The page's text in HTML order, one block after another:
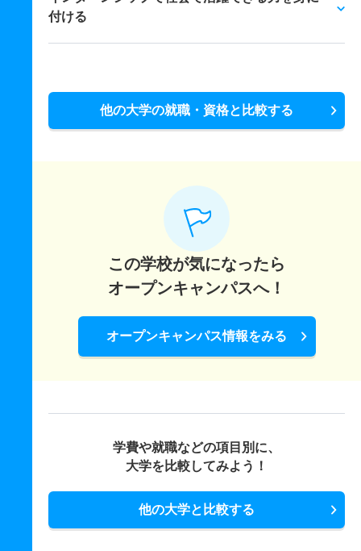
付ける
他の大学の就職・資格と比較する
この学校が気になったら
オープンキャンパスへ！
オープンキャンパス情報をみる
学費や就職などの項目別に、
大学を比較してみよう！
他の大学と比較する